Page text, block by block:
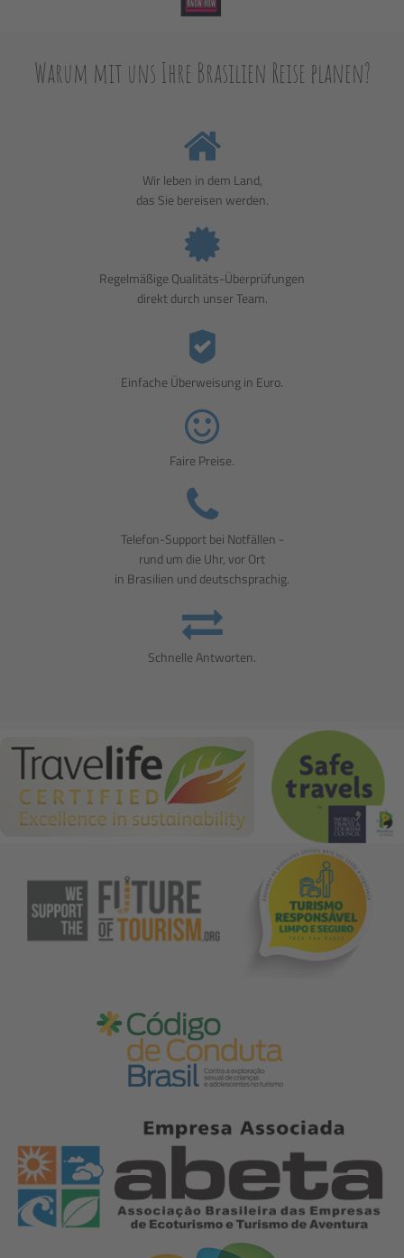
Warum mit uns Ihre Brasilien Reise planen?
Wir leben in dem Land,
das Sie bereisen werden.
Regelmäßige Qualitäts-Überprüfungen
direkt durch unser Team.
Einfache Überweisung in Euro.
Faire Preise.
Telefon-Support bei Notfällen -
rund um die Uhr, vor Ort
in Brasilien und deutschsprachig.
Schnelle Antworten.